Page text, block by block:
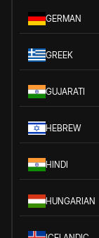
GERMAN
GREEK
GUJARATI
HEBREW
HINDI
HUNGARIAN